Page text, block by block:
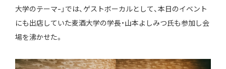
大学のテーマ-」では、ゲストボーカルとして、本日のイベント
にも出店していた麦酒大学の学長・山本よしみつ氏も参加し会
場を沸かせた。